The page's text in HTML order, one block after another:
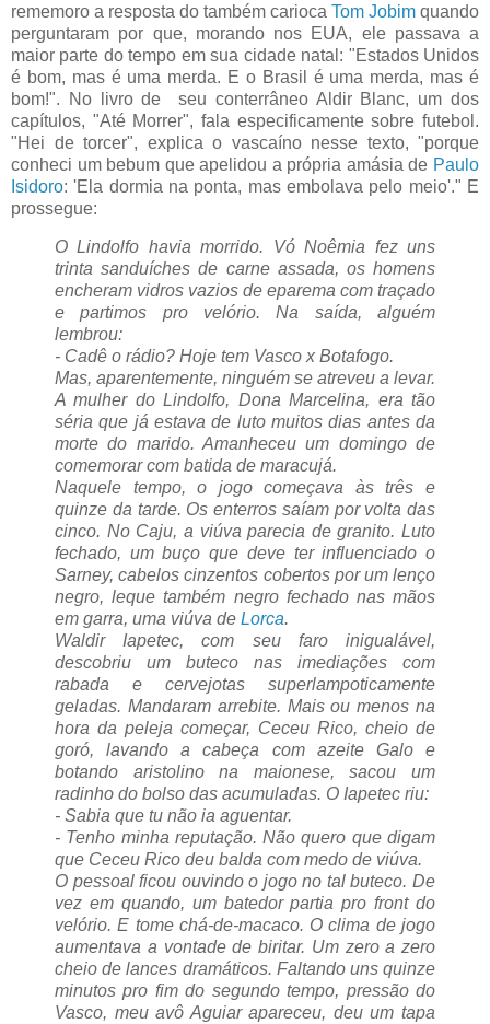
rememoro a resposta do também carioca Tom Jobim quando
perguntaram por que, morando nos EUA, ele passava a
maior parte do tempo em sua cidade natal: "Estados Unidos
é bom, mas é uma merda. E o Brasil é uma merda, mas é
bom!". No livro de seu conterrâneo Aldir Blanc, um dos
capítulos, "Até Morrer", fala especificamente sobre futebol.
"Hei de torcer", explica o vascaíno nesse texto, "porque
conheci um bebum que apelidou a própria amásia de Paulo
Isidoro: 'Ela dormia na ponta, mas embolava pelo meio'." E
prossegue:
O Lindolfo havia morrido. Vó Noêmia fez uns
trinta sanduíches de carne assada, os homens
encheram vidros vazios de eparema com traçado
e partimos pro velório. Na saída, alguém
lembrou:
- Cadê o rádio? Hoje tem Vasco x Botafogo.
Mas, aparentemente, ninguém se atreveu a levar.
A mulher do Lindolfo, Dona Marcelina, era tão
séria que já estava de luto muitos dias antes da
morte do marido. Amanheceu um domingo de
comemorar com batida de maracujá.
Naquele tempo, o jogo começava às três e
quinze da tarde. Os enterros saíam por volta das
cinco. No Caju, a viúva parecia de granito. Luto
fechado, um buço que deve ter influenciado o
Sarney, cabelos cinzentos cobertos por um lenço
negro, leque também negro fechado nas mãos
em garra, uma viúva de Lorca.
Waldir Iapetec, com seu faro inigualável,
descobriu um buteco nas imediações com
rabada e cervejotas superlampoticamente
geladas. Mandaram arrebite. Mais ou menos na
hora da peleja começar, Ceceu Rico, cheio de
goró, lavando a cabeça com azeite Galo e
botando aristolino na maionese, sacou um
radinho do bolso das acumuladas. O Iapetec riu:
- Sabia que tu não ia aguentar.
- Tenho minha reputação. Não quero que digam
que Ceceu Rico deu balda com medo de viúva.
O pessoal ficou ouvindo o jogo no tal buteco. De
vez em quando, um batedor partia pro front do
velório. E tome chá-de-macaco. O clima de jogo
aumentava a vontade de biritar. Um zero a zero
cheio de lances dramáticos. Faltando uns quinze
minutos pro fim do segundo tempo, pressão do
Vasco, meu avô Aguiar apareceu, deu um tapa